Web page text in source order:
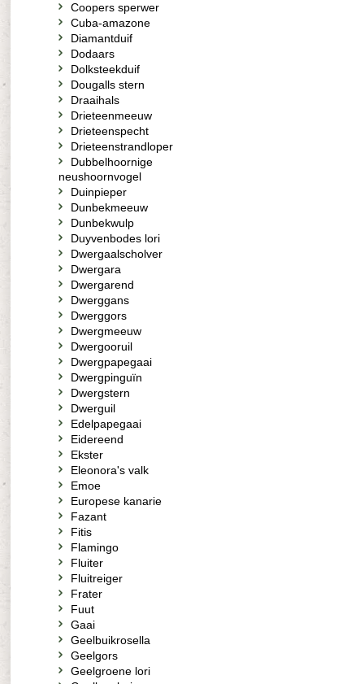
Coopers sperwer
Cuba-amazone
Diamantduif
Dodaars
Dolksteekduif
Dougalls stern
Draaihals
Drieteenmeeuw
Drieteenspecht
Drieteenstrandloper
Dubbelhoornige
neushoornvogel
Duinpieper
Dunbekmeeuw
Dunbekwulp
Duyvenbodes lori
Dwergaalscholver
Dwergara
Dwergarend
Dwerggans
Dwerggors
Dwergmeeuw
Dwergooruil
Dwergpapegaai
Dwergpinguïn
Dwergstern
Dwerguil
Edelpapegaai
Eidereend
Ekster
Eleonora's valk
Emoe
Europese kanarie
Fazant
Fitis
Flamingo
Fluiter
Fluitreiger
Frater
Fuut
Gaai
Geelbuikrosella
Geelgors
Geelgroene lori